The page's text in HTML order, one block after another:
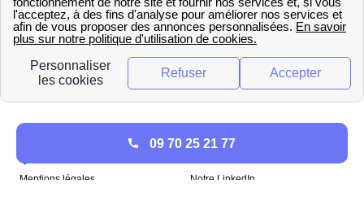
Nos outils
🛁 Simulateur consommation eau
💧 Comparer les fournisseurs
d’eau
Qui sommes-nous ?
Mentions légales
Notre LinkedIn
09 70 25 21 77